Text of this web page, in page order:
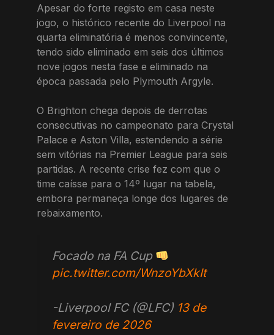
Apesar do forte registo em casa neste
jogo, o histórico recente do Liverpool na
quarta eliminatória é menos convincente,
tendo sido eliminado em seis dos últimos
nove jogos nesta fase e eliminado na
época passada pelo Plymouth Argyle.
O Brighton chega depois de derrotas
consecutivas no campeonato para Crystal
Palace e Aston Villa, estendendo a série
sem vitórias na Premier League para seis
partidas. A recente crise fez com que o
time caísse para o 14º lugar na tabela,
embora permaneça longe dos lugares de
rebaixamento.
Focado na FA Cup
pic.twitter.com/WnzoYbXkIt
-Liverpool FC (@LFC) 13 de
fevereiro de 2026